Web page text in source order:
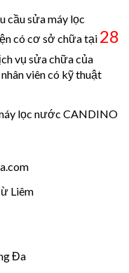
cầu sửa máy lọc
có cơ sở chữa tại 28
vụ sửa chữa của
viên có kỹ thuật
lọc nước CANDINO
Liêm
Đa